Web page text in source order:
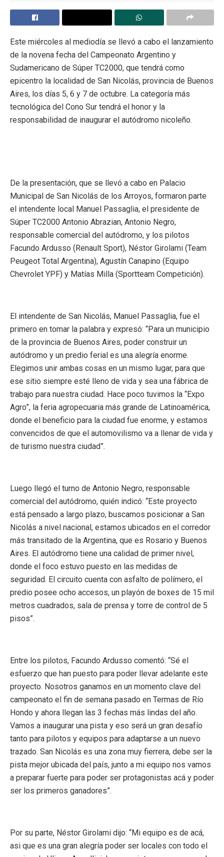
Este miércoles al mediodía se llevó a cabo el lanzamiento
de la novena fecha del Campeonato Argentino y
Sudamericano de Súper TC2000, que tendrá como
epicentro la localidad de San Nicolás, provincia de Buenos
Aires, los días 5, 6 y 7 de octubre. La categoría más
tecnológica del Cono Sur tendrá el honor y la
responsabilidad de inaugurar el autódromo nicoleño.
De la presentación, que se llevó a cabo en Palacio
Municipal de San Nicolás de los Arroyos, formaron parte
el intendente local Manuel Passaglia, el presidente de
Súper TC2000 Antonio Abrazian, Antonio Negro,
responsable comercial del autódromo, y los pilotos
Facundo Ardusso (Renault Sport), Néstor Girolami (Team
Peugeot Total Argentina), Agustín Canapino (Equipo
Chevrolet YPF) y Matías Milla (Sportteam Competición).
El intendente de San Nicolás, Manuel Passaglia, fue el
primero en tomar la palabra y expresó: “Para un municipio
de la provincia de Buenos Aires, poder construir un
autódromo y un predio ferial es una alegría enorme.
Elegimos unir ambas cosas en un mismo lugar, para que
ese sitio siempre esté lleno de vida y sea una fábrica de
trabajo para nuestra ciudad. Hace poco tuvimos la “Expo
Agro”, la feria agropecuaria más grande de Latinoamérica,
donde el beneficio para la ciudad fue enorme, y estamos
convencidos de que el automovilismo va a llenar de vida y
de turismo nuestra ciudad”.
Luego llegó el turno de Antonio Negro, responsable
comercial del autódromo, quién indicó: “Este proyecto
está pensado a largo plazo, buscamos posicionar a San
Nicolás a nivel nacional, estamos ubicados en el corredor
más transitado de la Argentina, que es Rosario y Buenos
Aires. El autódromo tiene una calidad de primer nivel,
donde el foco estuvo puesto en las medidas de
seguridad. El circuito cuenta con asfalto de polímero, el
predio posee ocho accesos, un playón de boxes de 15 mil
metros cuadrados, sala de prensa y torre de control de 5
pisos”.
Entre los pilotos, Facundo Ardusso comentó: “Sé el
esfuerzo que han puesto para poder llevar adelante este
proyecto. Nosotros ganamos en un momento clave del
campeonato el fin de semana pasado en Termas de Río
Hondo y ahora llegan las 3 fechas más lindas del año.
Vamos a inaugurar una pista y eso será un gran desafío
tanto para pilotos y equipos para adaptarse a un nuevo
trazado. San Nicolás es una zona muy fierrera, debe ser la
pista mejor ubicada del país, junto a mi equipo nos vamos
a preparar fuerte para poder ser protagonistas acá y poder
ser los primeros ganadores”.
Por su parte, Néstor Girolami dijo: “Mi equipo es de acá,
asi que es una gran alegría poder ser locales con todo el